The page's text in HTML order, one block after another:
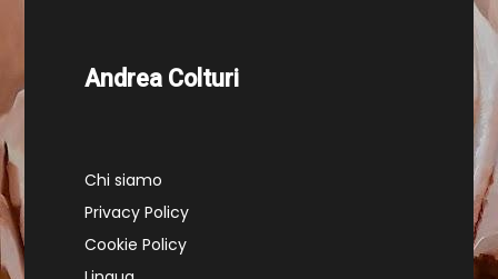
Andrea Colturi
Chi siamo
Privacy Policy
Cookie Policy